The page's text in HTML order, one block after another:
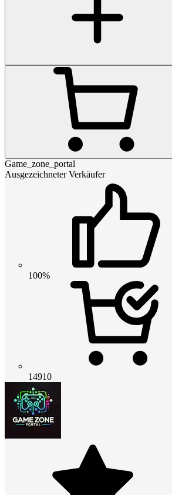
Game_zone_portal
Ausgezeichneter Verkäufer
100%
14910